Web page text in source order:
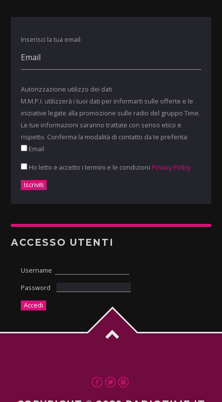
Inserisci la tua email:
Autorizzazione utilizzo dei dati
M.M.P.I. utilizzerà i tuoi dati per informarti sulle offerte e le
iniziative legate alla promozione sulle radio del gruppo Time.
Le tue informazioni saranno trattate con senso etico e
rispetto. Conferma la modalità di contatto da te preferita:
Email
Ho letto e accetto i termini e le condizioni Privacy Policy
ACCESSO UTENTI
Username
Password